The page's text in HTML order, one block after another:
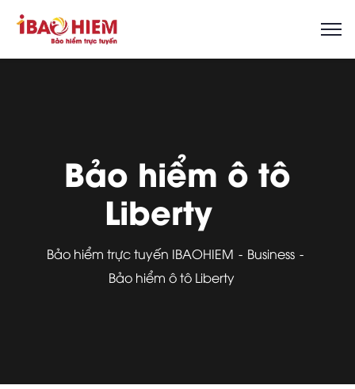
Bảo hiểm ô tô
Liberty
Bảo hiểm trực tuyến IBAOHIEM
Business
Bảo hiểm ô tô Liberty